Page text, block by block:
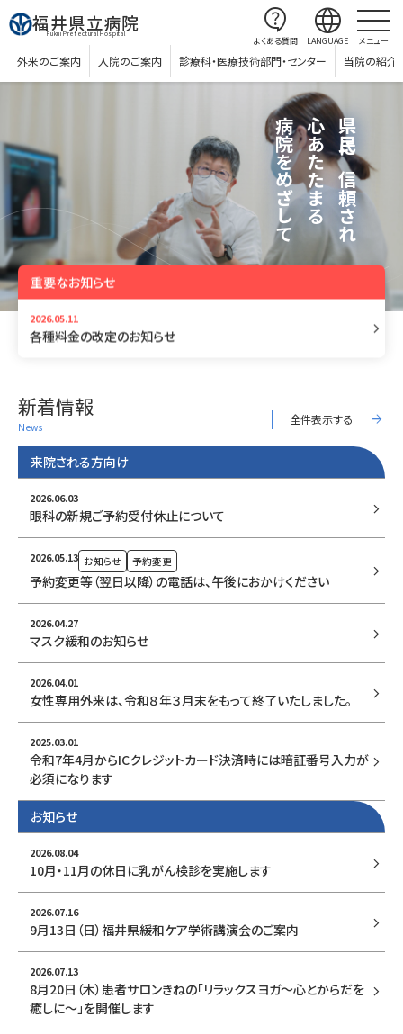
福井県立病院
Fukui Prefectural Hospital
外来のご案内 入院のご案内 診療科・医療技術部門・センター 当院の紹介
contact_support
よくある質問
language
LANGUAGE メニュー
県民に信頼され
心あたたまる
病院をめざして 県民に信頼され
心あたたまる
病院をめざして 県民に信頼され
心あたたまる
病院をめざして 一人でも多くの
命を救うため
より高度で質の高い
医療を提供 一人でも多くの
命を救うため
より高度で質の高い
医療を提供
重要なお知らせ
2026.05.11
各種料金の改定のお知らせ keyboard_arrow_right
新着情報
News 全件表示する arrow_forward
来院される方向け
2026.06.03
眼科の新規ご予約受付休止について keyboard_arrow_right
2026.05.13 お知らせ 予約変更
予約変更等（翌日以降）の電話は、午後におかけください keyboard_arrow_right
2026.04.27
マスク緩和のお知らせ keyboard_arrow_right
2026.04.01
女性専用外来は、令和８年３月末をもって終了いたしました。 keyboard_arrow_right
2025.03.01
令和7年4月からICクレジットカード決済時には暗証番号入力が
必須になります
keyboard_arrow_right
お知らせ
2026.08.04
10月・11月の休日に乳がん検診を実施します keyboard_arrow_right
2026.07.16
9月13日（日）福井県緩和ケア学術講演会のご案内 keyboard_arrow_right
2026.07.13
8月20日（木）患者サロンきねの「リラックスヨガ～心とからだを
癒しに～」を開催します
keyboard_arrow_right